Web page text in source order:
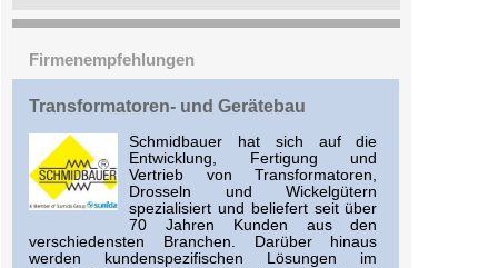
Firmenempfehlungen
Transformatoren- und Gerätebau
Schmidbauer hat sich auf die
Entwicklung, Fertigung und
Vertrieb von Transformatoren,
Drosseln und Wickelgütern
spezialisiert und beliefert seit über
70 Jahren Kunden aus den
verschiedensten Branchen. Darüber hinaus
werden kundenspezifischen Lösungen im